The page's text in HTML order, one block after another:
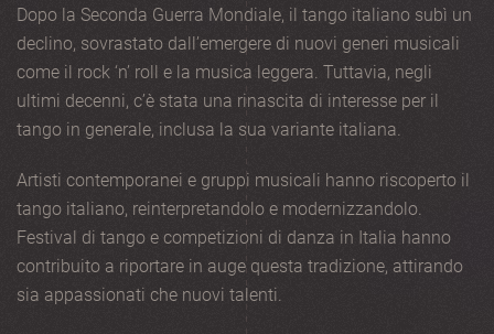
Dopo la Seconda Guerra Mondiale, il tango italiano subì un
declino, sovrastato dall’emergere di nuovi generi musicali
come il rock ‘n’ roll e la musica leggera. Tuttavia, negli
ultimi decenni, c’è stata una rinascita di interesse per il
tango in generale, inclusa la sua variante italiana.
Artisti contemporanei e gruppi musicali hanno riscoperto il
tango italiano, reinterpretandolo e modernizzandolo.
Festival di tango e competizioni di danza in Italia hanno
contribuito a riportare in auge questa tradizione, attirando
sia appassionati che nuovi talenti.